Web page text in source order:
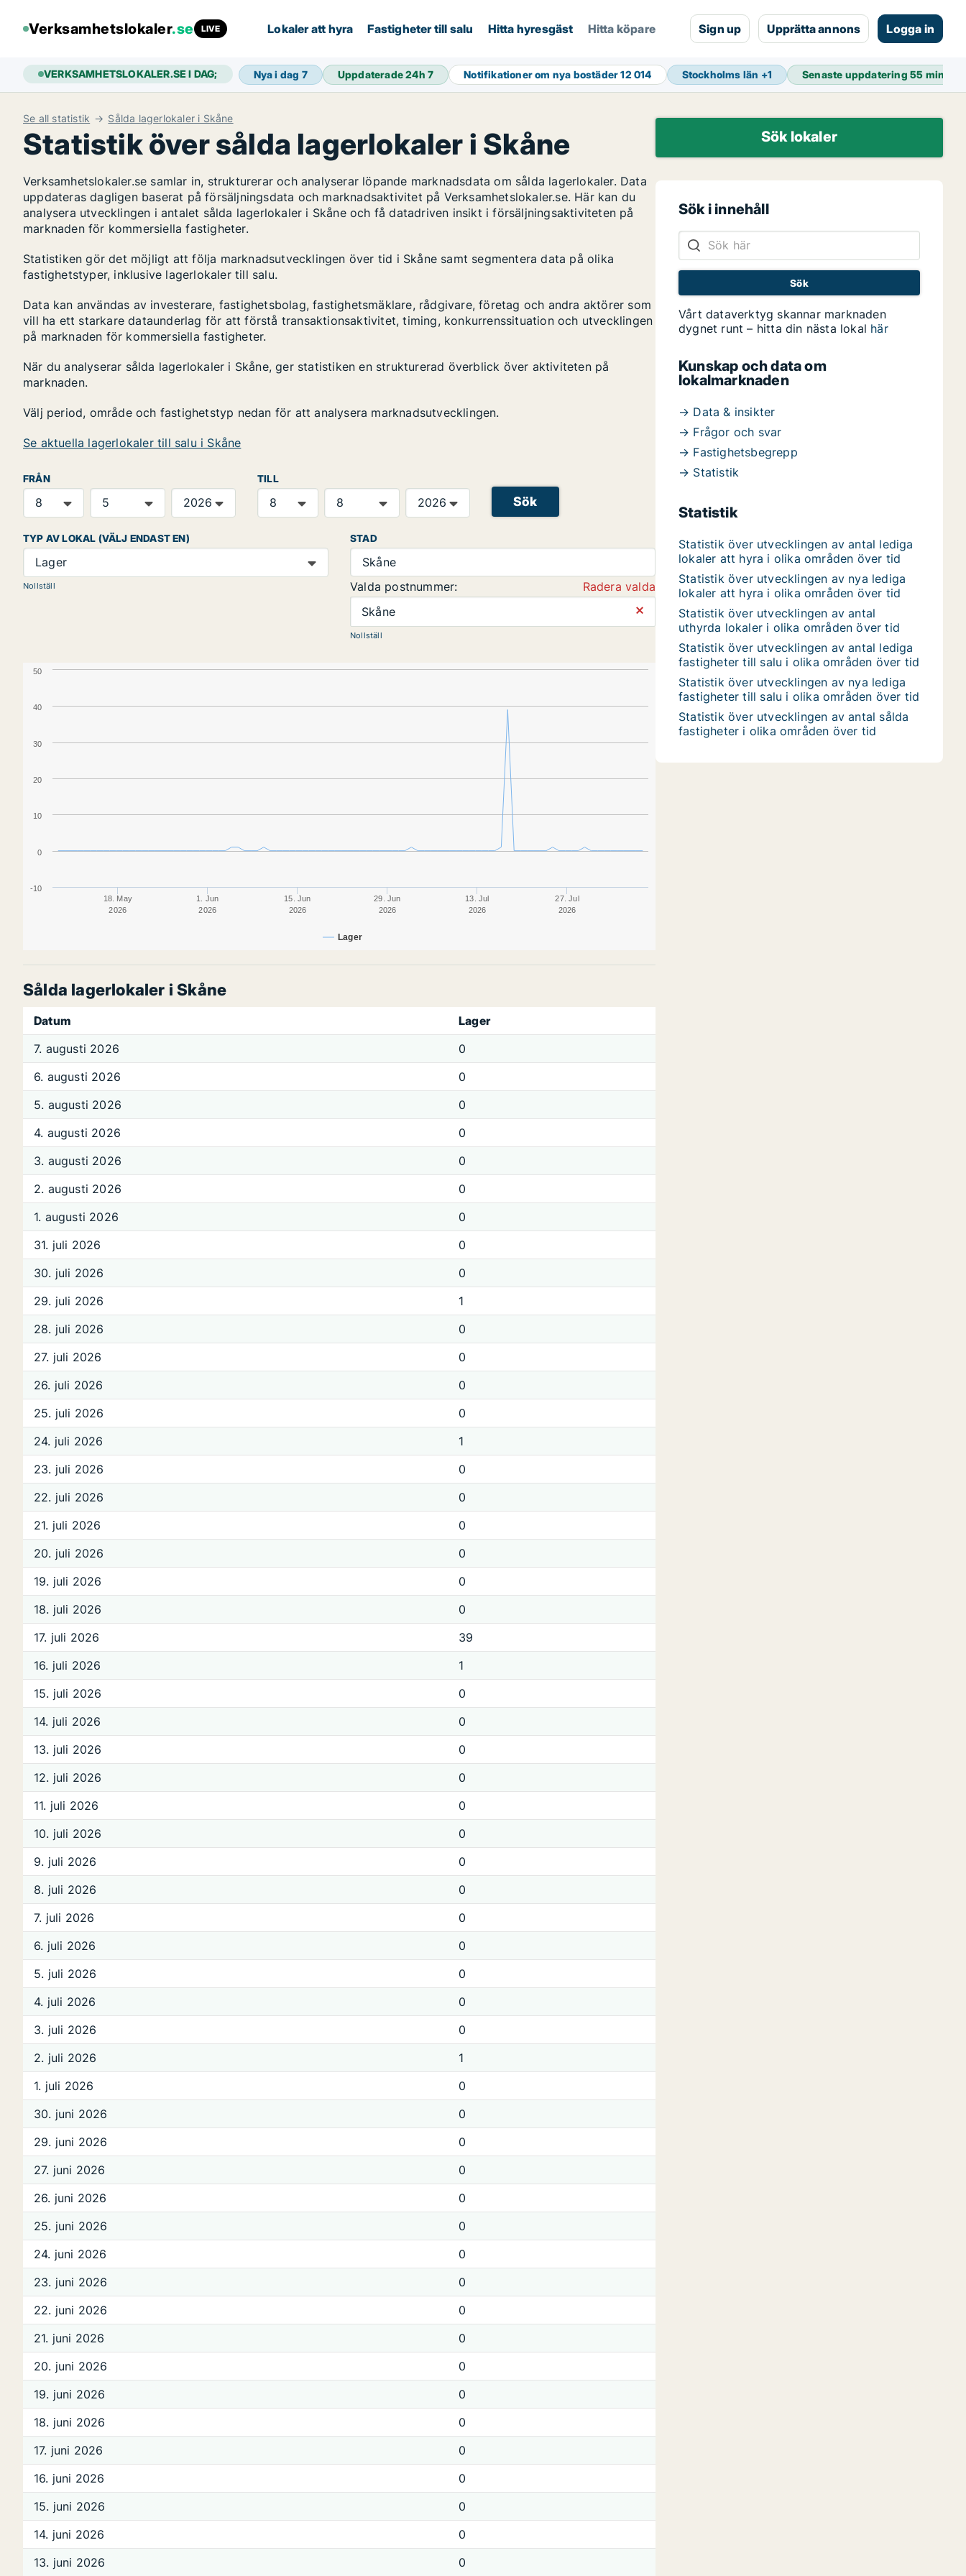
Verksamhetslokaler.se LIVE Lokaler att hyra Fastigheter till salu Hitta hyresgäst Hitta köpare Sign up Upprätta annons Logga in
VERKSAMHETSLOKALER.SE I DAG; Nya i dag 7 Uppdaterade 24h7 Notifikationer om nya bostäder12 014 Stockholms län +1 Senaste uppdatering55 min
Se all statistik Sålda lagerlokaler i Skåne
Statistik över sålda lagerlokaler i Skåne
Verksamhetslokaler.se samlar in, strukturerar och analyserar löpande marknadsdata om sålda lagerlokaler. Data
uppdateras dagligen baserat på försäljningsdata och marknadsaktivitet på Verksamhetslokaler.se. Här kan du
analysera utvecklingen i antalet sålda lagerlokaler i Skåne och få datadriven insikt i försäljningsaktiviteten på
marknaden för kommersiella fastigheter.
Statistiken gör det möjligt att följa marknadsutvecklingen över tid i Skåne samt segmentera data på olika
fastighetstyper, inklusive lagerlokaler till salu.
Data kan användas av investerare, fastighetsbolag, fastighetsmäklare, rådgivare, företag och andra aktörer som
vill ha ett starkare dataunderlag för att förstå transaktionsaktivitet, timing, konkurrenssituation och utvecklingen
på marknaden för kommersiella fastigheter.
När du analyserar sålda lagerlokaler i Skåne, ger statistiken en strukturerad överblick över aktiviteten på
marknaden.
Välj period, område och fastighetstyp nedan för att analysera marknadsutvecklingen.
Se aktuella lagerlokaler till salu i Skåne
FRÅN TILL
Sök
TYP AV LOKAL (VÄLJ ENDAST EN)
Lager
Nollställ
STAD
Skåne
Valda postnummer:
Radera valda
Skåne
⨯
Nollställ
Lager
18. May
2026
1. Jun
2026
15. Jun
2026
29. Jun
2026
13. Jul
2026
27. Jul
2026
-10
0
10
20
30
40
50
Sålda lagerlokaler i Skåne
Datum
Lager
7. augusti 2026
0
6. augusti 2026
0
5. augusti 2026
0
4. augusti 2026
0
3. augusti 2026
0
2. augusti 2026
0
1. augusti 2026
0
31. juli 2026
0
30. juli 2026
0
29. juli 2026
1
28. juli 2026
0
27. juli 2026
0
26. juli 2026
0
25. juli 2026
0
24. juli 2026
1
23. juli 2026
0
22. juli 2026
0
21. juli 2026
0
20. juli 2026
0
19. juli 2026
0
18. juli 2026
0
17. juli 2026
39
16. juli 2026
1
15. juli 2026
0
14. juli 2026
0
13. juli 2026
0
12. juli 2026
0
11. juli 2026
0
10. juli 2026
0
9. juli 2026
0
8. juli 2026
0
7. juli 2026
0
6. juli 2026
0
5. juli 2026
0
4. juli 2026
0
3. juli 2026
0
2. juli 2026
1
1. juli 2026
0
30. juni 2026
0
29. juni 2026
0
27. juni 2026
0
26. juni 2026
0
25. juni 2026
0
24. juni 2026
0
23. juni 2026
0
22. juni 2026
0
21. juni 2026
0
20. juni 2026
0
19. juni 2026
0
18. juni 2026
0
17. juni 2026
0
16. juni 2026
0
15. juni 2026
0
14. juni 2026
0
13. juni 2026
0
Sök lokaler
Sök i innehåll
Vårt dataverktyg skannar marknaden
dygnet runt – hitta din nästa lokal här
Kunskap och data om
lokalmarknaden
→ Data & insikter
→ Frågor och svar
→ Fastighetsbegrepp
→ Statistik
Statistik
Statistik över utvecklingen av antal lediga
lokaler att hyra i olika områden över tid
Statistik över utvecklingen av nya lediga
lokaler att hyra i olika områden över tid
Statistik över utvecklingen av antal
uthyrda lokaler i olika områden över tid
Statistik över utvecklingen av antal lediga
fastigheter till salu i olika områden över tid
Statistik över utvecklingen av nya lediga
fastigheter till salu i olika områden över tid
Statistik över utvecklingen av antal sålda
fastigheter i olika områden över tid